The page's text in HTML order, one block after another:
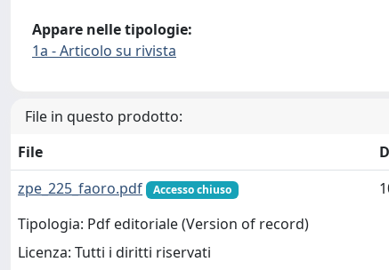
Appare nelle tipologie:
1a - Articolo su rivista
File in questo prodotto:
File
zpe_225_faoro.pdf
Accesso chiuso
Tipologia: Pdf editoriale (Version of record)
Licenza: Tutti i diritti riservati